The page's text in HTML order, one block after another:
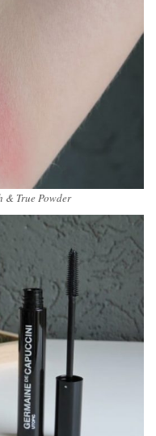
& True Powder